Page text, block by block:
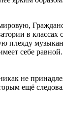
в
плеяду
себе
не
ещё